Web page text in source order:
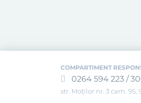
COMPARTIMENT
0264 594 223 /
str. Moților nr. 3 cam. 95,